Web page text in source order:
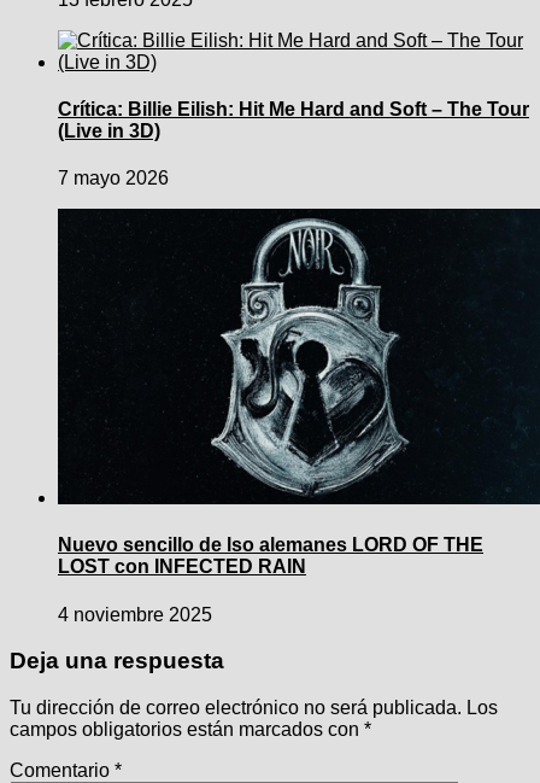
Crítica: Billie Eilish: Hit Me Hard and Soft – The Tour
(Live in 3D)
7 mayo 2026
Nuevo sencillo de lso alemanes LORD OF THE
LOST con INFECTED RAIN
4 noviembre 2025
Deja una respuesta
Tu dirección de correo electrónico no será publicada. Los
campos obligatorios están marcados con *
Comentario *